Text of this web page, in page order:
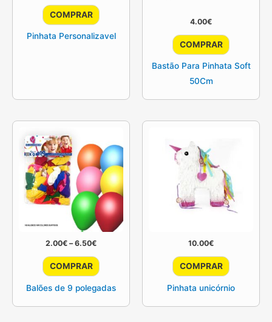
COMPRAR
Pinhata Personalizavel
4.00€
COMPRAR
Bastão Para Pinhata Soft
50Cm
2.00€ – 6.50€Price
2.00€
through
COMPRAR
This
product
has
multiple
Balões de 9 polegadas
10.00€
COMPRAR
Pinhata unicórnio